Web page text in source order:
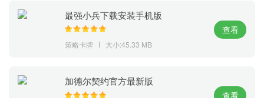
最强小兵下载安装手机版
策略卡牌 大小:45.33 MB
查看
加德尔契约官方最新版
查看